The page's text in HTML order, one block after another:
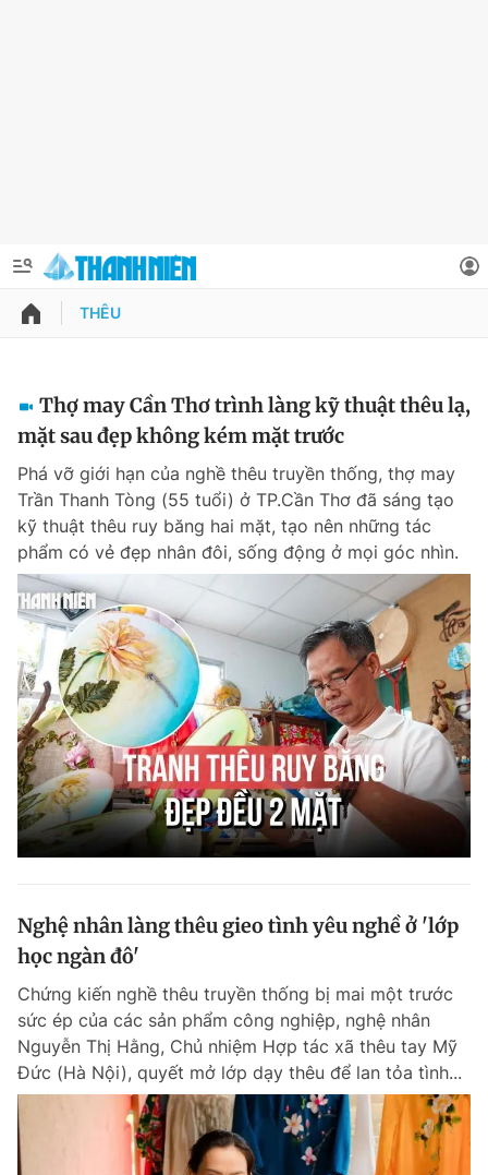
QUẢNG CÁO
Chuyên mục khác
Chào ngày mới Tin 24h
Tin thị trường Tin 360
Video Magazine
Sản phẩm khác
Tiện ích Bạn cần biết
Đọc Thanh Niên trên điện thoại
Thông tin tài khoản
Đổi mật khẩu
Tin đã lưu
Tin đã xem
Đăng xuất
THÊU
Thợ may Cần Thơ trình làng kỹ thuật thêu lạ,
mặt sau đẹp không kém mặt trước
Phá vỡ giới hạn của nghề thêu truyền thống, thợ may
Trần Thanh Tòng (55 tuổi) ở TP.Cần Thơ đã sáng tạo
kỹ thuật thêu ruy băng hai mặt, tạo nên những tác
phẩm có vẻ đẹp nhân đôi, sống động ở mọi góc nhìn.
Nghệ nhân làng thêu gieo tình yêu nghề ở 'lớp
học ngàn đô'
Chứng kiến nghề thêu truyền thống bị mai một trước
sức ép của các sản phẩm công nghiệp, nghệ nhân
Nguyễn Thị Hằng, Chủ nhiệm Hợp tác xã thêu tay Mỹ
Đức (Hà Nội), quyết mở lớp dạy thêu để lan tỏa tình...